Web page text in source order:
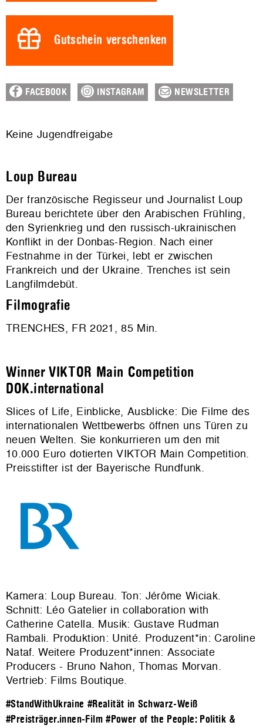
Gutschein verschenken
FACEBOOK INSTAGRAM NEWSLETTER
Keine Jugendfreigabe
Loup Bureau
Der französische Regisseur und Journalist Loup
Bureau berichtete über den Arabischen Frühling,
den Syrienkrieg und den russisch-ukrainischen
Konflikt in der Donbas-Region. Nach einer
Festnahme in der Türkei, lebt er zwischen
Frankreich und der Ukraine. Trenches ist sein
Langfilmdebüt.
Filmografie
TRENCHES, FR 2021, 85 Min.
Winner VIKTOR Main Competition
DOK.international
Slices of Life, Einblicke, Ausblicke: Die Filme des
internationalen Wettbewerbs öffnen uns Türen zu
neuen Welten. Sie konkurrieren um den mit
10.000 Euro dotierten VIKTOR Main Competition.
Preisstifter ist der Bayerische Rundfunk.
Kamera: Loup Bureau. Ton: Jérôme Wiciak.
Schnitt: Léo Gatelier in collaboration with
Catherine Catella. Musik: Gustave Rudman
Rambali. Produktion: Unité. Produzent*in: Caroline
Nataf. Weitere Produzent*innen: Associate
Producers - Bruno Nahon, Thomas Morvan.
Vertrieb: Films Boutique.
#StandWithUkraine #Realität in Schwarz-Weiß
#Preisträger.innen-Film #Power of the People: Politik &